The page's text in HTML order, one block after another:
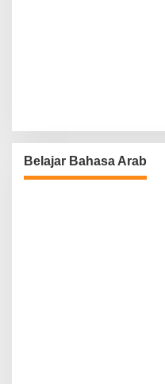
Belajar Bahasa Arab